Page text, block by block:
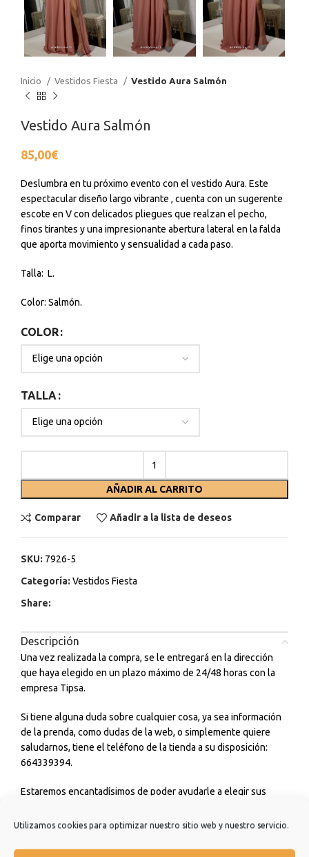
Utilizamos cookies para optimizar nuestro sitio web y nuestro servicio.
Inicio Vestidos Fiesta Vestido Aura Salmón
Vestido Aura Salmón
85,00€
Deslumbra en tu próximo evento con el vestido Aura. Este
espectacular diseño largo vibrante , cuenta con un sugerente
escote en V con delicados pliegues que realzan el pecho,
finos tirantes y una impresionante abertura lateral en la falda
que aporta movimiento y sensualidad a cada paso.
Talla: L.
Color: Salmón.
COLOR
TALLA
AÑADIR AL CARRITO
Comparar Añadir a la lista de deseos
SKU: 7926-5
Categoría: Vestidos Fiesta
Share:
Descripción
Una vez realizada la compra, se le entregará en la dirección
que haya elegido en un plazo máximo de 24/48 horas con la
empresa Tipsa.
Si tiene alguna duda sobre cualquier cosa, ya sea información
de la prenda, como dudas de la web, o simplemente quiere
saludarnos, tiene el teléfono de la tienda a su disposición:
664339394.
Estaremos encantadísimos de poder ayudarle a elegir sus
con amigos o incluso para cualquier ceremonia o evento que